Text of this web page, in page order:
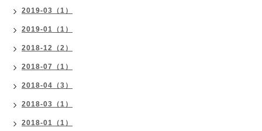
2019-03（1）
2019-01（1）
2018-12（2）
2018-07（1）
2018-04（3）
2018-03（1）
2018-01（1）